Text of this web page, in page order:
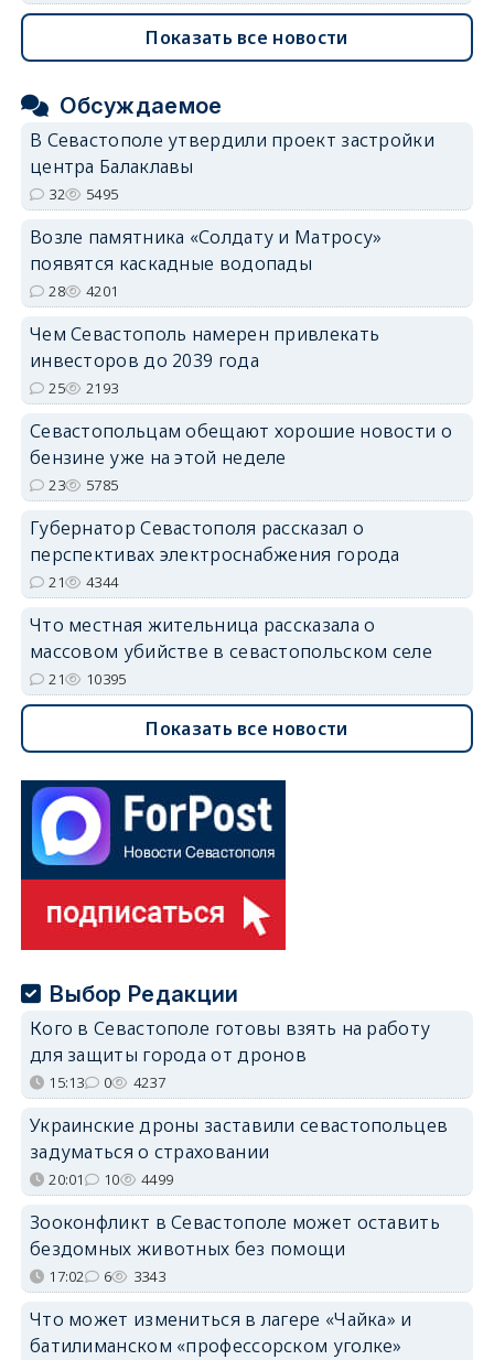
Показать все новости
Обсуждаемое
В Севастополе утвердили проект застройки
центра Балаклавы
32 5495
Возле памятника «Солдату и Матросу»
появятся каскадные водопады
28 4201
Чем Севастополь намерен привлекать
инвесторов до 2039 года
25 2193
Севастопольцам обещают хорошие новости о
бензине уже на этой неделе
23 5785
Губернатор Севастополя рассказал о
перспективах электроснабжения города
21 4344
Что местная жительница рассказала о
массовом убийстве в севастопольском селе
21 10395
Показать все новости
Выбор Редакции
Кого в Севастополе готовы взять на работу
для защиты города от дронов
15:13 0 4237
Украинские дроны заставили севастопольцев
задуматься о страховании
20:01 10 4499
Зооконфликт в Севастополе может оставить
бездомных животных без помощи
17:02 6 3343
Что может измениться в лагере «Чайка» и
батилиманском «профессорском уголке»